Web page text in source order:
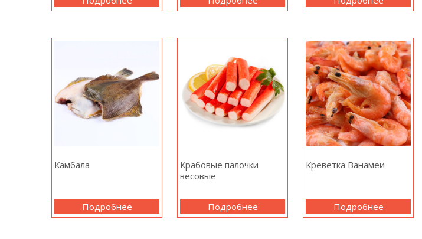
Камбала
Подробнее
Крабовые палочки
весовые
Подробнее
Креветка Ванамеи
Подробнее